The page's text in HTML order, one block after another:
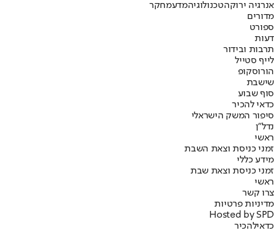
אנרגיה ירוקהטכנולוגיהמדעמחקר
מדורים
ספורט
דעות
תרבות ובידור
לייף סטייל
הורוסקופ
שישבת
סוף שבוע
כדאי להכיר
סיפור המשק הישראלי
נדל"ן
ראשי
זמני כניסת וצאת השבת
מידע כללי
זמני כניסת וצאת שבת
ראשי
צרו קשר
מדיניות פרטיות
Hosted by SPD
כדאילהכיר